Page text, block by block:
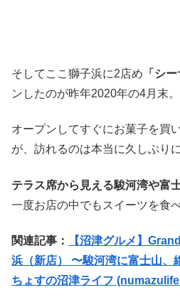
そしてここ獅子浜に2店め 「シ
ンしたのが昨年2020年の4月末。
オープンしてすぐにお菓子を買
が、訪れるのは本当に久しぶり
テラス席から見える駿河湾や富
一度お店の中でもスイーツを食
関連記事：
【沼津グルメ】
浜（新店） 〜駿河湾に富士山、
ちょすの沼津ライフ